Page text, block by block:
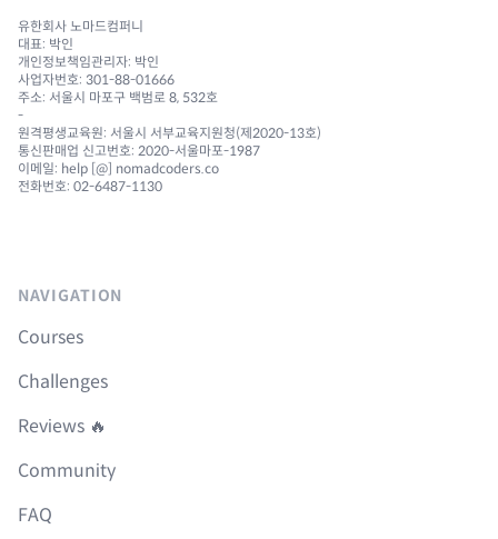
유한회사 노마드컴퍼니
대표: 박인
개인정보책임관리자: 박인
사업자번호: 301-88-01666
주소: 서울시 마포구 백범로 8, 532호
-
원격평생교육원: 서울시 서부교육지원청(제2020-13호)
통신판매업 신고번호: 2020-서울마포-1987
이메일: help [@] nomadcoders.co
전화번호: 02-6487-1130
NAVIGATION
Courses
Challenges
Reviews 🔥
Community
FAQ